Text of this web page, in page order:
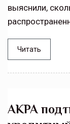
выяснили,
Читать
АКРА